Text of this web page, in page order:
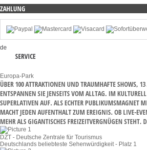
ZAHLUNG
de
SERVICE
Europa-Park
ÜBER 100 ATTRAKTIONEN UND TRAUMHAFTE SHOWS,
NTSPANNEN SIE JENSEITS VOM ALLTAG. IM KULTURELL
PERLATIVEN AUF. ALS ECHTER PUBLIKUMSMAGNET MIT
CHT JEDEN AUFENTHALT ZUM EREIGNIS. OB LIVE-
R ALS GIGANTISCHES FREIZEITVERGNÜGEN STEHT.
DZT - Deutsche Zentrale für Tourismus
Deutschlands beliebteste Sehenwürdigkeit - Platz 1